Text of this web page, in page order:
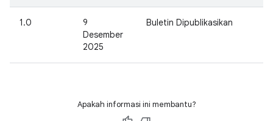
1.0
9
Desember
2025
Buletin Dipublikasikan
Apakah informasi ini membantu?